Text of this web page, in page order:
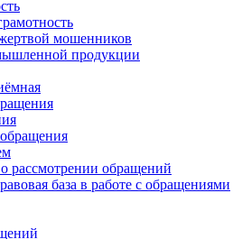
мошенников
продукции
рассмотрении обращений
база в работе с обращениями